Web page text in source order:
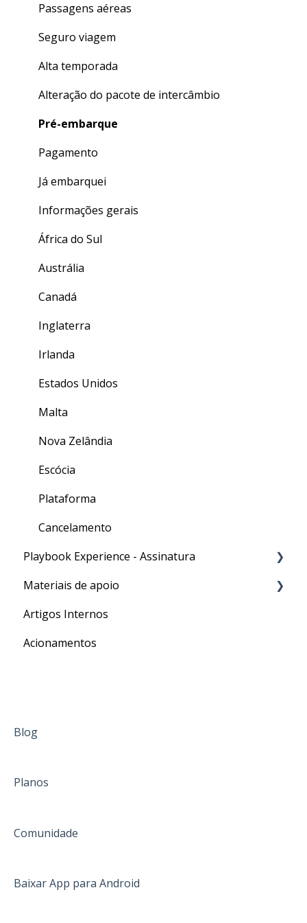
Dúvidas gerais
Passagens aéreas
Seguro viagem
Alta temporada
Alteração do pacote de intercâmbio
Pré-embarque
Pagamento
Já embarquei
Informações gerais
África do Sul
Austrália
Canadá
Inglaterra
Irlanda
Estados Unidos
Malta
Nova Zelândia
Escócia
Plataforma
Cancelamento
Playbook Experience - Assinatura
Processos
Materiais de apoio
Para o seu Intercâmbio
Artigos Internos
Acionamentos
Blog
Planos
Comunidade
Baixar App para Android